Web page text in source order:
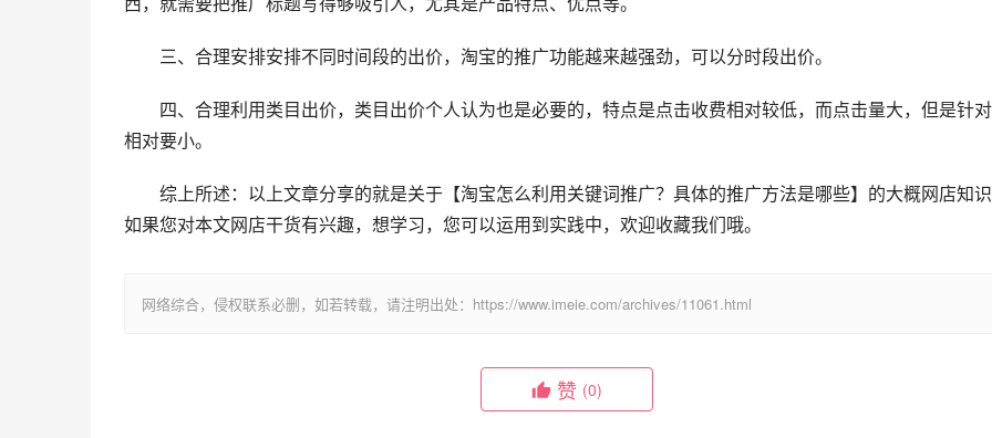
三、合理安排安排不同时间段的出价，淘宝的推广功能越来越强劲，可以分时段出价。
四、合理利用类目出价，类目出价个人认为也是必要的，特点是点击收费相对较低，而点击量大，但是针
相对要小。
综上所述：以上文章分享的就是关于【淘宝怎么利用关键词推广？具体的推广方法是哪些】的大概网店知
如果您对本文网店干货有兴趣，想学习，您可以运用到实践中，欢迎收藏我们哦。
网络综合，侵权联系必删，如若转载，请注明出处：https://www.imeie.com/archives/11061.html
赞 (0)